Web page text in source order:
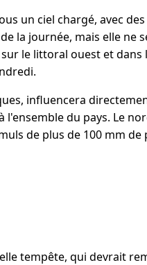
un ciel chargé, avec
la journée, mais elle ne
le littoral ouest et dans
influencera
l'ensemble du pays. Le
de plus de 100 mm de
tempête, qui devrait